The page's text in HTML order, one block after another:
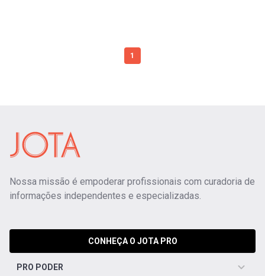
1
Nossa missão é empoderar profissionais com curadoria de
informações independentes e especializadas.
CONHEÇA O JOTA PRO
PRO PODER